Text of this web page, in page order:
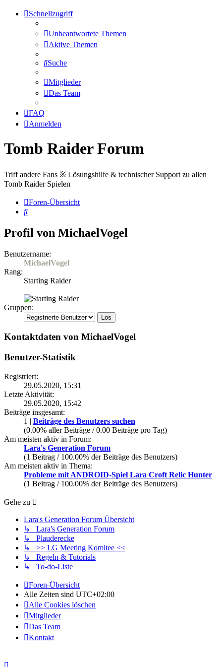
Schnellzugriff
Unbeantwortete Themen
Aktive Themen
Suche
Mitglieder
Das Team
FAQ
Anmelden
Tomb Raider Forum
Triff andere Fans ※ Lösungshilfe & technischer Support zu allen
Tomb Raider Spielen
Foren-Übersicht
Suche
Profil von MichaelVogel
Benutzername:
MichaelVogel
Rang:
Starting Raider
Gruppen:
Kontaktdaten von MichaelVogel
Benutzer-Statistik
Registriert:
29.05.2020, 15:31
Letzte Aktivität:
29.05.2020, 15:42
Beiträge insgesamt:
1 | Beiträge des Benutzers suchen
(0.00% aller Beiträge / 0.00 Beiträge pro Tag)
Am meisten aktiv in Forum:
Lara's Generation Forum
(1 Beitrag / 100.00% der Beiträge des Benutzers)
Am meisten aktiv in Thema:
Probleme mit ANDROID-Spiel Lara Croft Relic Hunter
(1 Beitrag / 100.00% der Beiträge des Benutzers)
Gehe zu
Lara's Generation Forum Übersicht
↳ Lara's Generation Forum
↳ Plauderecke
↳ >> LG Meeting Komitee <<
↳ Regeln & Tutorials
↳ To-do-Liste
Foren-Übersicht
Alle Zeiten sind UTC+02:00
Alle Cookies löschen
Mitglieder
Das Team
Kontakt